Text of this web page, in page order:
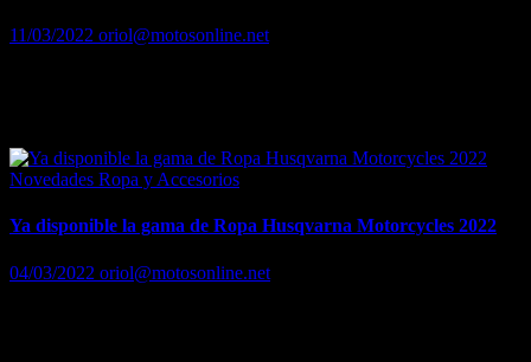
11/03/2022 oriol@motosonline.net
Novedades Ropa y Accesorios
Ya disponible la gama de Ropa Husqvarna Motorcycles 2022
04/03/2022 oriol@motosonline.net